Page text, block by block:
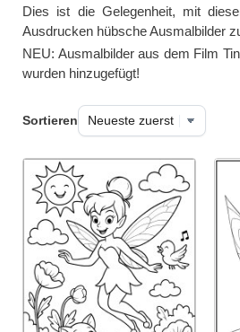
Dies ist die Gelegenheit, mit
Ausdrucken hübsche Ausmalbilder
NEU: Ausmalbilder aus dem Film
wurden hinzugefügt!
Sortieren